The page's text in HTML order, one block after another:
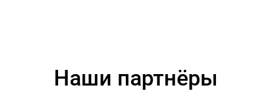
Наши партнёры